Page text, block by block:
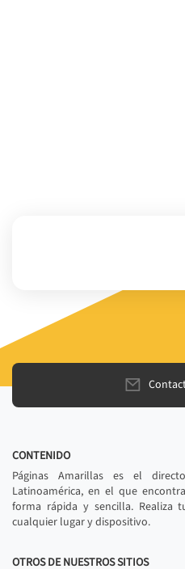
CONTENIDO
Páginas Amarillas es el
Latinoamérica, en el que
forma rápida y sencilla. Realiza
cualquier lugar y dispositivo.
OTROS DE NUESTROS SITIOS